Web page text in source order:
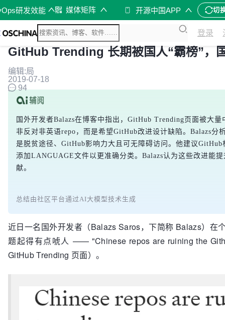
研发效能 媒体矩阵 开源中国APP 切
登录
GitHub Trending 长期被国人“霸榜”，
编辑:局
2019-07-18
94
国外开发者Balazs在博客中指出，GitHub Trending页面被大
非反对非英语repo，而是希望GitHub改进设计缺陷。Balazs
是脱贫途径、GitHub影响力大且可无障碍访问。他建议
添加LANGUAGE文件以更准确分类。Balazs认为这些改进能
献。
总结由社区平台通过AI大模型技术生成
近日一名国外开发者（Balazs Saros，下简称 Balazs）在
题起得有点唬人 —— "Chinese repos are ruining the
GitHub Trending 页面）。